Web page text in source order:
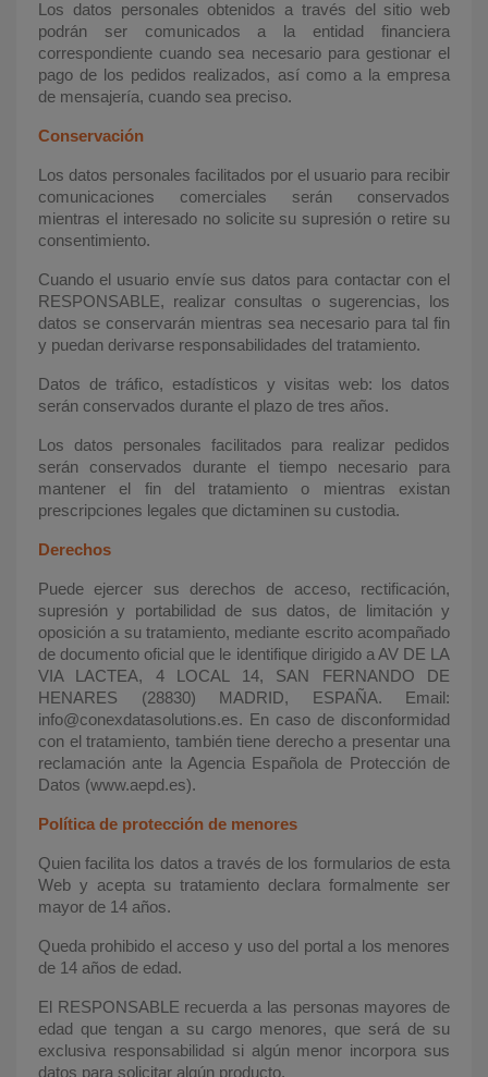
Los datos personales obtenidos a través del sitio web
podrán ser comunicados a la entidad financiera
correspondiente cuando sea necesario para gestionar el
pago de los pedidos realizados, así como a la empresa
de mensajería, cuando sea preciso.
Conservación
Los datos personales facilitados por el usuario para recibir
comunicaciones comerciales serán conservados
mientras el interesado no solicite su supresión o retire su
consentimiento.
Cuando el usuario envíe sus datos para contactar con el
RESPONSABLE, realizar consultas o sugerencias, los
datos se conservarán mientras sea necesario para tal fin
y puedan derivarse responsabilidades del tratamiento.
Datos de tráfico, estadísticos y visitas web: los datos
serán conservados durante el plazo de tres años.
Los datos personales facilitados para realizar pedidos
serán conservados durante el tiempo necesario para
mantener el fin del tratamiento o mientras existan
prescripciones legales que dictaminen su custodia.
Derechos
Puede ejercer sus derechos de acceso, rectificación,
supresión y portabilidad de sus datos, de limitación y
oposición a su tratamiento, mediante escrito acompañado
de documento oficial que le identifique dirigido a AV DE LA
VIA LACTEA, 4 LOCAL 14, SAN FERNANDO DE
HENARES (28830) MADRID, ESPAÑA. Email:
info@conexdatasolutions.es. En caso de disconformidad
con el tratamiento, también tiene derecho a presentar una
reclamación ante la Agencia Española de Protección de
Datos (www.aepd.es).
Política de protección de menores
Quien facilita los datos a través de los formularios de esta
Web y acepta su tratamiento declara formalmente ser
mayor de 14 años.
Queda prohibido el acceso y uso del portal a los menores
de 14 años de edad.
El RESPONSABLE recuerda a las personas mayores de
edad que tengan a su cargo menores, que será de su
exclusiva responsabilidad si algún menor incorpora sus
datos para solicitar algún producto.